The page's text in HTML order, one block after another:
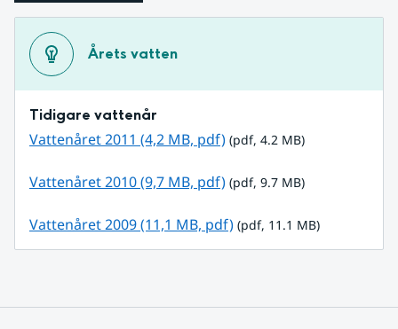
Årets vatten
Tidigare vattenår
Vattenåret 2011 (4,2 MB, pdf)pdf, 4.2 MB.
(pdf, 4.2 MB)
Vattenåret 2010 (9,7 MB, pdf)pdf, 9.7 MB.
(pdf, 9.7 MB)
Vattenåret 2009 (11,1 MB, pdf)pdf, 11.1 MB.
(pdf, 11.1 MB)